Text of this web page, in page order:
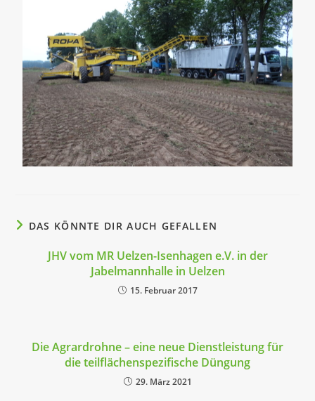
DAS KÖNNTE DIR AUCH GEFALLEN
JHV vom MR Uelzen-Isenhagen e.V. in der
Jabelmannhalle in Uelzen
15. Februar 2017
Die Agrardrohne – eine neue Dienstleistung für
die teilflächenspezifische Düngung
29. März 2021